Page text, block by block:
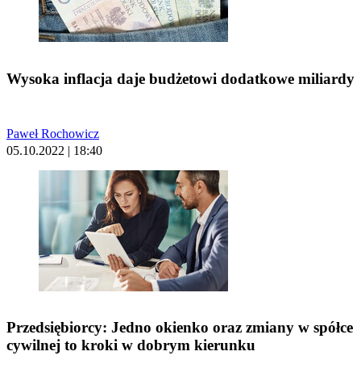
Wysoka inflacja daje budżetowi dodatkowe miliardy
Paweł Rochowicz
05.10.2022 | 18:40
Przedsiębiorcy: Jedno okienko oraz zmiany w spółce
cywilnej to kroki w dobrym kierunku